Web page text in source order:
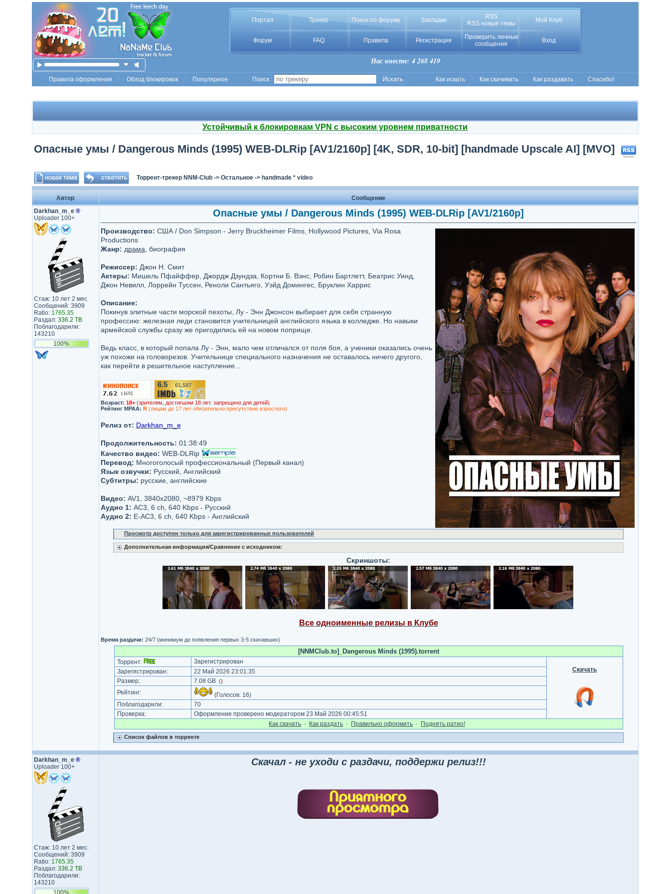
Портал Трекер Поиск по форуму Закладки
RSS
RSS новые темы
Мой Клуб
Форум FAQ Правила Регистрация
Проверить личные
сообщения
Вход
Нас вместе: 4 268 419
Правила оформления Обход блокировок Популярное Поиск : Как искать Как скачивать Как раздавать Спасибо!
Устойчивый к блокировкам VPN с высоким уровнем приватности
Опасные умы / Dangerous Minds (1995) WEB-DLRip [AV1/2160p] [4K, SDR, 10-bit] [handmade Upscale AI] [MVO]
Торрент-трекер NNM-Club-> Остальное-> handmade * video
Автор
Сообщение
Darkhan_m_e ®
Uploader 100+
Стаж: 10 лет 2 мес.
Сообщений: 3909
Ratio: 1765.35
Раздал: 336.2 TB
Поблагодарили:
143210
100%
Опасные умы / Dangerous Minds (1995) WEB-DLRip [AV1/2160p]
Производство: США / Don Simpson - Jerry Bruckheimer Films, Hollywood Pictures, Via Rosa
Productions
Жанр: драма , биография
Режиссер: Джон Н. Смит
Актеры: Мишель Пфайффер, Джордж Дзундза, Кортни Б. Вэнс, Робин Бартлетт, Беатрис Уинд,
Джон Невилл, Лоррейн Туссен, Реноли Сантьяго, Уэйд Домингес, Бруклин Харрис
Описание:
Покинув элитные части морской пехоты, Лу - Энн Джонсон выбирает для себя странную
профессию: железная леди становится учительницей английского языка в колледже. Но навыки
армейской службы сразу же пригодились ей на новом поприще.
Ведь класс, в который попала Лу - Энн, мало чем отличался от поля боя, а ученики оказались очень
уж похожи на головорезов. Учительнице специального назначения не оставалось ничего другого,
как перейти в решительное наступление...
6.5/10 61,587
Возраст: 18+ (зрителям, достигшим 18 лет. запрещено для детей)
Рейтинг MPAA: R(лицам до 17 лет обязательно присутствие взрослого)
Релиз от: Darkhan_m_e
Продолжительность: 01:38:49
Качество видео: WEB-DLRip
Перевод: Многоголосый профессиональный (Первый канал)
Язык озвучки: Русский, Английский
Субтитры: русские, английские
Видео: AV1, 3840x2080, ~8979 Kbps
Аудио 1: AC3, 6 ch, 640 Kbps - Русский
Аудио 2: E-AC3, 6 ch, 640 Kbps - Английский
Просмотр доступен только для зарегистрированных пользователей
Дополнительная информация/Сравнение с исходником:
Скриншоты:
Все одноименные релизы в Клубе
Время раздачи: 24/7 (минимум до появления первых 3-5 скачавших)
[NNMClub.to]_Dangerous Minds (1995).torrent
Торрент:
Зарегистрирован
Скачать
Зарегистрирован:
22 Май 2026 23:01:35
Размер:
7.08 GB ()
Рейтинг: (Голосов: 16)
Поблагодарили:
70
Проверка:
Оформление проверено модератором 23 Май 2026 00:45:51
Как cкачать · Как раздать · Правильно оформить · Поднять ратио!
Список файлов в торренте
Darkhan_m_e ®
Uploader 100+
Стаж: 10 лет 2 мес.
Сообщений: 3909
Ratio: 1765.35
Раздал: 336.2 TB
Поблагодарили:
143210
100%
Скачал - не уходи с раздачи, поддержи релиз!!!